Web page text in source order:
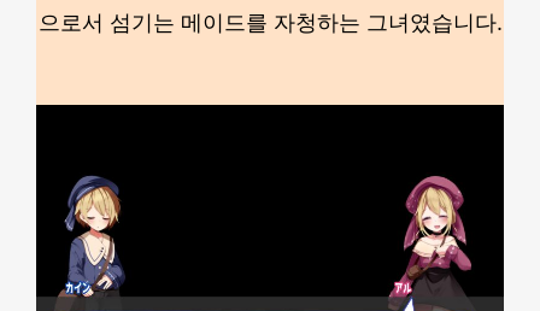
으로서 섬기는 메이드를 자청하는 그녀였습니다.